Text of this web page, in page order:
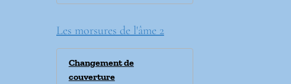
Les morsures de l'âme 2
Changement de
couverture